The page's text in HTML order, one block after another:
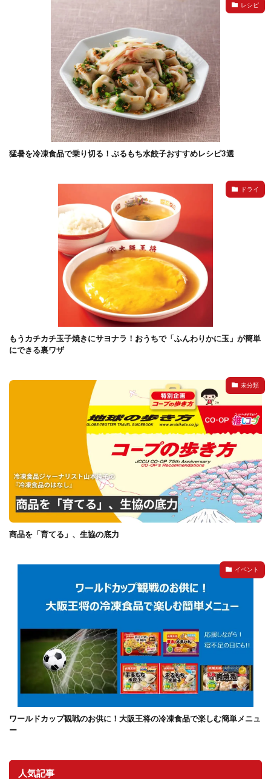
レシピ
猛暑を冷凍食品で乗り切る！ぷるもち水餃子おすすめレシピ3選
ドライ
もうカチカチ玉子焼きにサヨナラ！おうちで「ふんわりかに玉」が簡単
にできる裏ワザ
未分類
商品を「育てる」、生協の底力
イベント
ワールドカップ観戦のお供に！大阪王将の冷凍食品で楽しむ簡単メニュ
ー
人気記事